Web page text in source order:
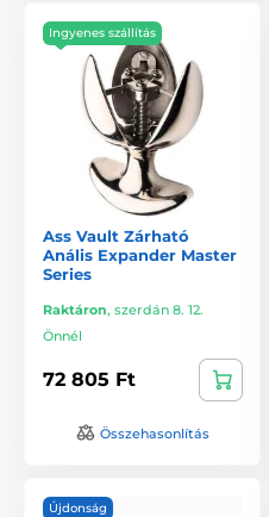
Ingyenes szállítás
Ass Vault Zárható
Anális Expander Master
Series
Raktáron, szerdán 8. 12.
Önnél
72 805 Ft
Összehasonlítás
Újdonság